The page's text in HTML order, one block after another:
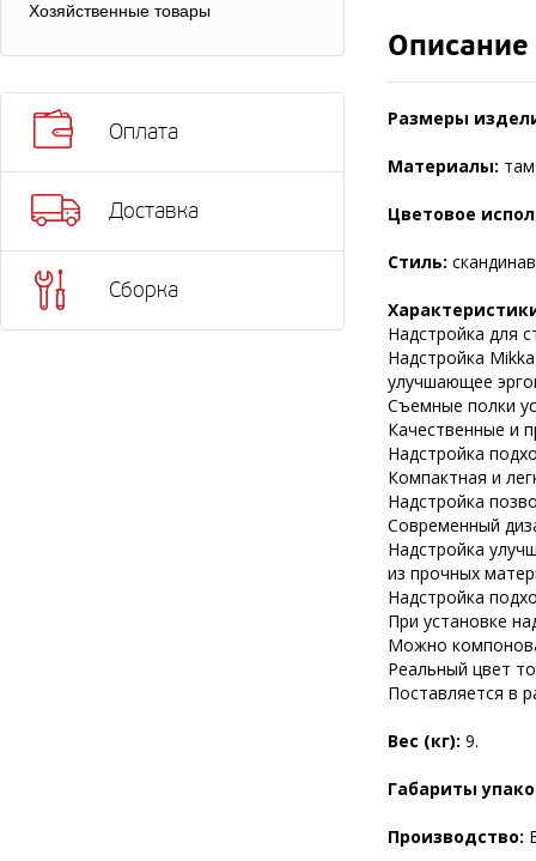
Хозяйственные товары
Оплата
Доставка
Сборка
Описание
Размеры
Материалы:
Цветовое
Стиль:
Надстройка для
Надстройка
улучшающее
Съемные полки
Качественные и
Надстройка
Компактная и
Надстройка
Современный
Надстройка
из прочных
Надстройка
При установке
Можно
Реальный цвет
Поставляется в
Вес (кг): 9.
Габариты
Производство: